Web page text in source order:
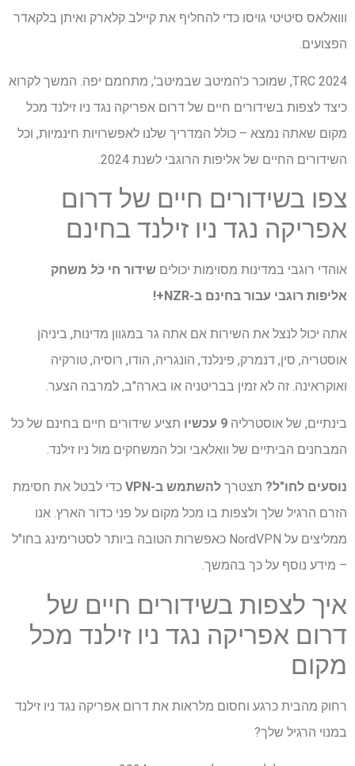
ווואלאס סיטיטי גויסו כדי להחליף את קיילב קלארק ואיתן בלקאדר
הפצועים.
TRC 2024, שמוכר כ'המיטב שבמיטב', מתחמם יפה. המשך לקרוא
כיצד לצפות בשידורים חיים של דרום אפריקה נגד ניו זילנד מכל
מקום שאתה נמצא – כולל המדריך שלנו לאפשרויות חינמיות, וכל
השידורים החיים של אליפות הרוגבי לשנת 2024.
צפו בשידורים חיים של דרום
אפריקה נגד ניו זילנד בחינם
אוהדי רוגבי במדינות מסוימות יכולים שידור חי כֹּל משחק
אליפות רוגבי עבור בחינם ב-NZR+ !
אתה יכול לנצל את השירות אם אתה גר במגוון מדינות, ביניהן
אוסטריה, סין, דנמרק, פינלנד, הונגריה, הודו, רוסיה, טורקיה
ואוקראינה. זה לא זמין בבריטניה או בארה"ב, למרבה הצער.
בינתיים, של אוסטרליה 9 עכשיו
תציע שידורים חיים בחינם של כל
המבחנים הביתיים של וואלאבי וכל המשחקים מול ניו זילנד.
נוסעים לחו"ל? תצטרך להשתמש ב-VPN
כדי לבטל את חסימת
הזרם הרגיל שלך ולצפות בו מכל מקום על פני כדור הארץ. אנו
ממליצים על NordVPN כאפשרות הטובה ביותר לסטרימינג בחו"ל
– מידע נוסף על כך בהמשך.
איך לצפות בשידורים חיים של
דרום אפריקה נגד ניו זילנד מכל
מקום
רחוק מהבית כרגע וחסום מלראות את דרום אפריקה נגד ניו זילנד
במנוי הרגיל שלך?